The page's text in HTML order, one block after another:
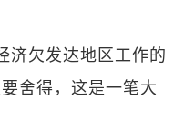
济欠发达地区工作的
舍得，这是一笔大